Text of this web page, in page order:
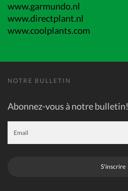
www.garmundo.nl
www.directplant.nl
www.coolplants.com
NOTRE BULLETIN
Abonnez-vous à notre bulletin!
S'inscrire